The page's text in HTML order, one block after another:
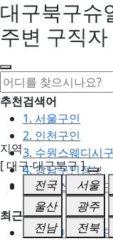
대구북구슈
주변 구직
추천검색어
1. 서울구인
2. 인천구인
3. 수원스웨디시
4. 강남구인정보
5. 동탄스웨디시
최근검색어
1. 일산마사지구인
지역
[ 대구-대구북구 ]
전국
서울
울산
광주
전남
전북